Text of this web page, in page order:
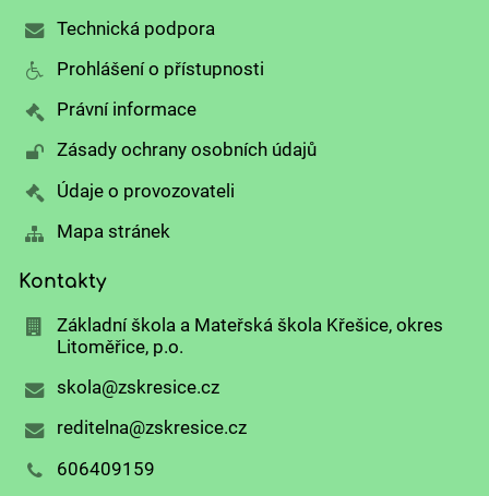
Technická podpora
Prohlášení o přístupnosti
Právní informace
Zásady ochrany osobních údajů
Údaje o provozovateli
Mapa stránek
Kontakty
Základní škola a Mateřská škola Křešice, okres
Litoměřice, p.o.
skola@zskresice.cz
reditelna@zskresice.cz
606409159